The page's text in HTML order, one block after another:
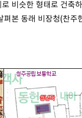
비슷한 형태로 건축
펴본 동래 비장청(찬주